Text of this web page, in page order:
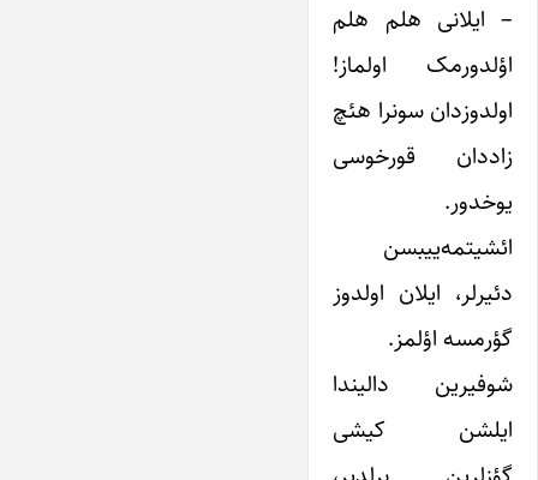
– ایلانی هلم هلم
اؤلدورمک اولماز!
اولدوزدان سونرا هئچ
زاددان قورخوسی
یوخدور.
ائشیتمه‌ییبسن
دئیرلر، ایلان اولدوز
گؤرمسه اؤلمز.
شوفیرین دالیندا
ایلشن کیشی